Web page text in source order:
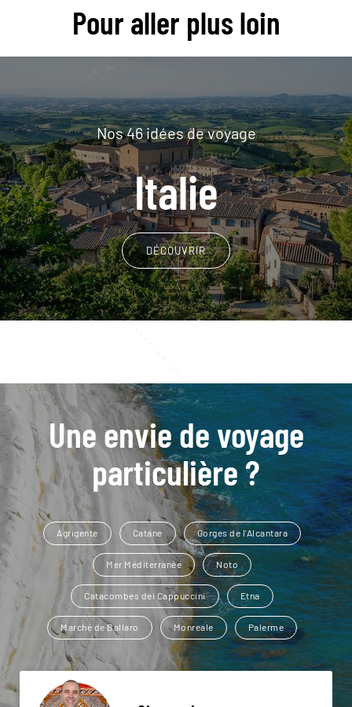
Pour aller plus loin
Nos 46 idées de voyage
Italie
DÉCOUVRIR
Une envie de voyage
particulière ?
Agrigente Catane Gorges de l'Alcantara
Mer Méditerranée Noto
Catacombes dei Cappuccini Etna
Marché de Ballaro Monreale Palerme